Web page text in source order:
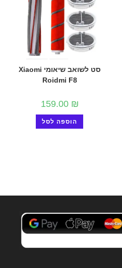
סט לשואב שיאומי Xiaomi
Roidmi F8
159.00 ₪
הוספה לסל